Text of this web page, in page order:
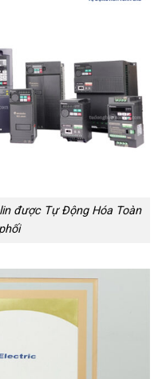
được Tự Động Hóa Toàn